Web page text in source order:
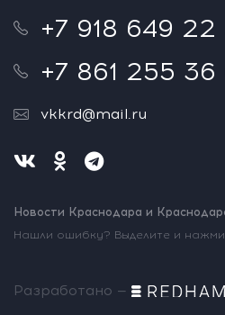
+7 918 649
+7 861 255 36
vkkrd@mail.ru
Новости Краснодара и
Нашли ошибку? Выделите и
Разработано —